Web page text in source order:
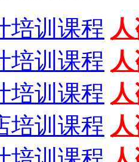
培训课程
培训课程
培训课程
培训课程